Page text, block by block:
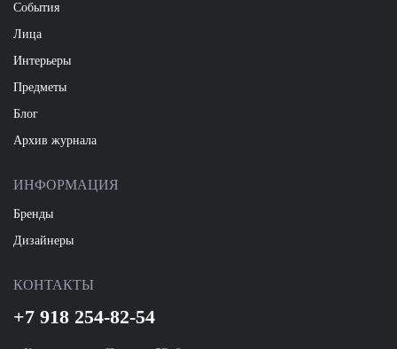
События
Лица
Интерьеры
Предметы
Блог
Архив журнала
ИНФОРМАЦИЯ
Бренды
Дизайнеры
КОНТАКТЫ
+7 918 254-82-54